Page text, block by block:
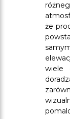
że
wiele